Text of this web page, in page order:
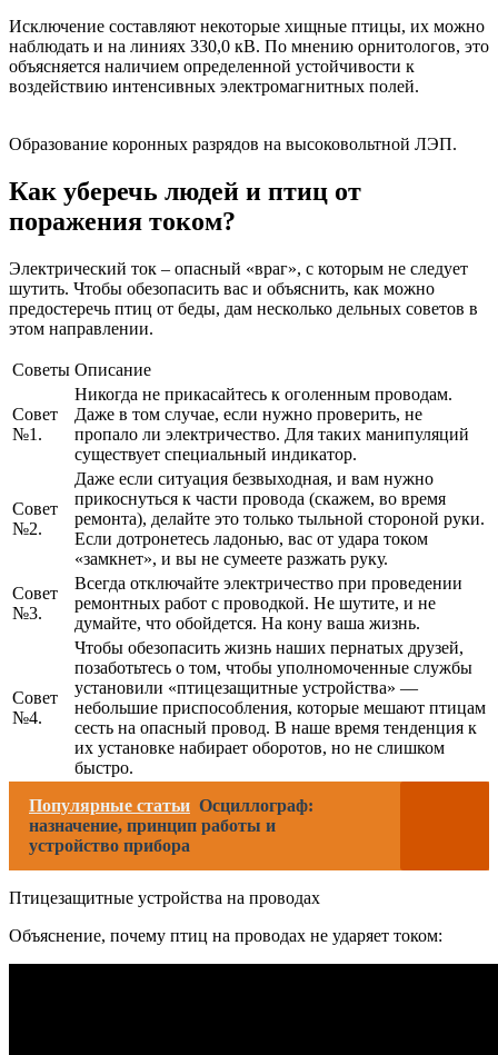
Исключение составляют некоторые хищные птицы, их можно
наблюдать и на линиях 330,0 кВ. По мнению орнитологов, это
объясняется наличием определенной устойчивости к
воздействию интенсивных электромагнитных полей.
Образование коронных разрядов на высоковольтной ЛЭП.
Как уберечь людей и птиц от
поражения током?
Электрический ток – опасный «враг», с которым не следует
шутить. Чтобы обезопасить вас и объяснить, как можно
предостеречь птиц от беды, дам несколько дельных советов в
этом направлении.
Советы Описание
Совет
№1.
Никогда не прикасайтесь к оголенным проводам.
Даже в том случае, если нужно проверить, не
пропало ли электричество. Для таких манипуляций
существует специальный индикатор.
Совет
№2.
Даже если ситуация безвыходная, и вам нужно
прикоснуться к части провода (скажем, во время
ремонта), делайте это только тыльной стороной руки.
Если дотронетесь ладонью, вас от удара током
«замкнет», и вы не сумеете разжать руку.
Совет
№3.
Всегда отключайте электричество при проведении
ремонтных работ с проводкой. Не шутите, и не
думайте, что обойдется. На кону ваша жизнь.
Совет
№4.
Чтобы обезопасить жизнь наших пернатых друзей,
позаботьтесь о том, чтобы уполномоченные службы
установили «птицезащитные устройства» —
небольшие приспособления, которые мешают птицам
сесть на опасный провод. В наше время тенденция к
их установке набирает оборотов, но не слишком
быстро.
Популярные статьи Осциллограф:
назначение, принцип работы и
устройство прибора
Птицезащитные устройства на проводах
Объяснение, почему птиц на проводах не ударяет током: